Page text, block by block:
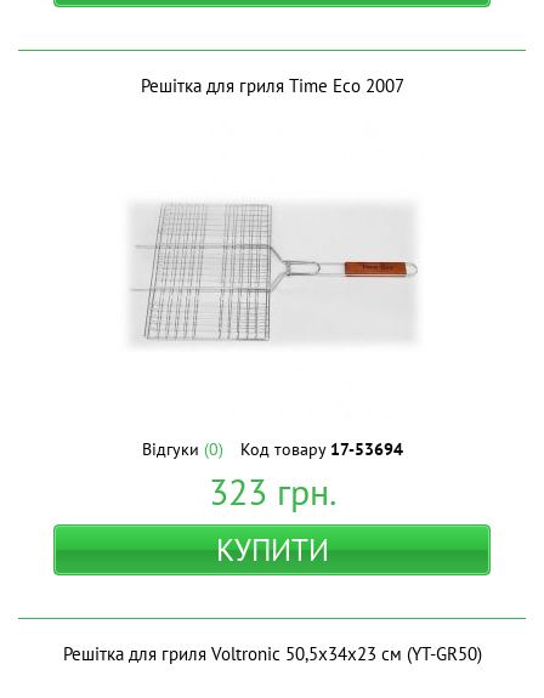
Решітка для гриля Time Eco 2007
Відгуки (0) Код товару 17-53694
323 грн.
КУПИТИ
Решітка для гриля Voltronic 50,5х34х23 см (YT-GR50)